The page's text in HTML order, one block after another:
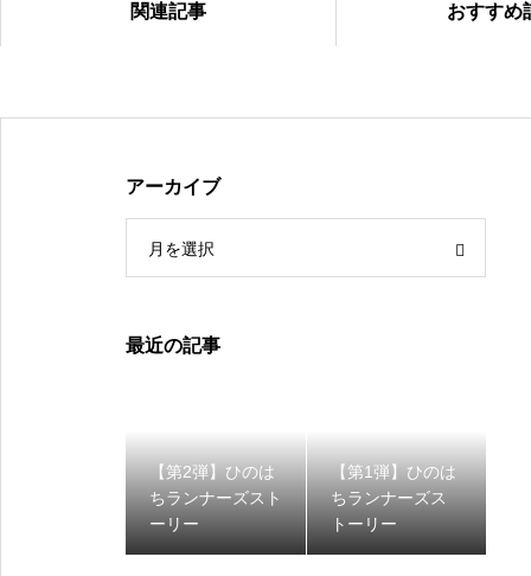
関連記事 おすすめ
アーカイブ
月を選択
最近の記事
【第2弾】ひのは
ちランナーズスト
ーリー
【第1弾】ひのは
ちランナーズス
トーリー